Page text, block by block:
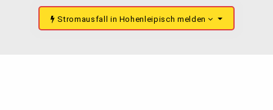
Stromausfall in Hohenleipisch melden